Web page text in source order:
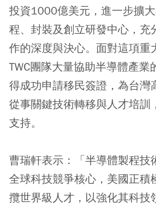
投資1000億美元，進一步擴
程、封裝及創立研發中心，充
作的深度與決心。面對這項重
TWC團隊大量協助半導體產業
得成功申請移民簽證，為台灣
從事關鍵技術轉移與人才培訓
支持。
曹瑞軒表示：「半導體製程技
全球科技競爭核心，美國正積
攬世界級人才，以強化其科技